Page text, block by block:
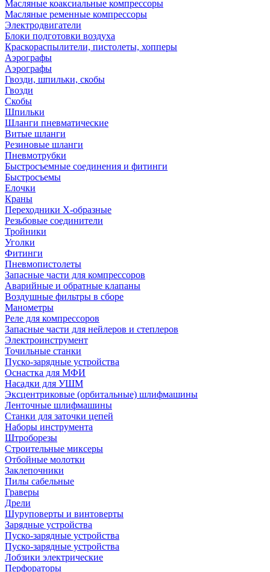
Масляные коаксиальные компрессоры
Масляные ременные компрессоры
Электродвигатели
Блоки подготовки воздуха
Краскораспылители, пистолеты, хопперы
Аэрографы
Аэрографы
Гвозди, шпильки, скобы
Гвозди
Скобы
Шпильки
Шланги пневматические
Витые шланги
Резиновые шланги
Пневмотрубки
Быстросъемные соединения и фитинги
Быстросъемы
Елочки
Краны
Переходники Х-образные
Резьбовые соединители
Тройники
Уголки
Фитинги
Пневмопистолеты
Запасные части для компрессоров
Аварийные и обратные клапаны
Воздушные фильтры в сборе
Манометры
Реле для компрессоров
Запасные части для нейлеров и степлеров
Электроинструмент
Точильные станки
Пуско-зарядные устройства
Оснастка для МФИ
Насадки для УШМ
Эксцентриковые (орбитальные) шлифмашины
Ленточные шлифмашины
Станки для заточки цепей
Наборы инструмента
Штроборезы
Строительные миксеры
Отбойные молотки
Заклепочники
Пилы сабельные
Граверы
Дрели
Шуруповерты и винтоверты
Зарядные устройства
Пуско-зарядные устройства
Пуско-зарядные устройства
Лобзики электрические
Перфораторы